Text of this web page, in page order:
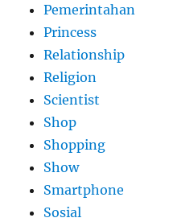
Pemerintahan
Princess
Relationship
Religion
Scientist
Shop
Shopping
Show
Smartphone
Sosial